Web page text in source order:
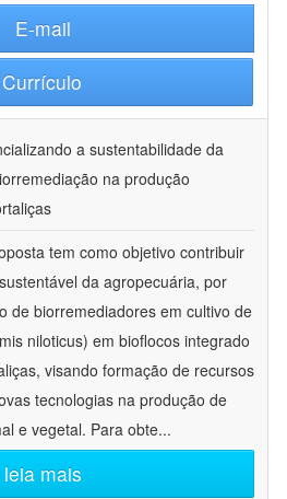
E-mail
Currículo
a sustentabilidade da
na produção
tem como objetivo contribuir
da agropecuária, por
de biorremediadores em cultivo de
niloticus) em bioflocos integrado
visando formação de recursos
tecnologias na produção de
e vegetal. Para obte...
leia mais